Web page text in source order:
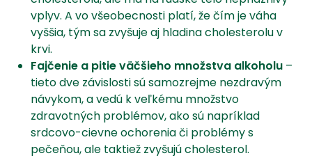
vplyv. A vo všeobecnosti platí, že čím je váha
vyššia, tým sa zvyšuje aj hladina cholesterolu v
krvi.
Fajčenie a pitie väčšieho množstva alkoholu –
tieto dve závislosti sú samozrejme nezdravým
návykom, a vedú k veľkému množstvo
zdravotných problémov, ako sú napríklad
srdcovo-cievne ochorenia či problémy s
pečeňou, ale taktiež zvyšujú cholesterol.